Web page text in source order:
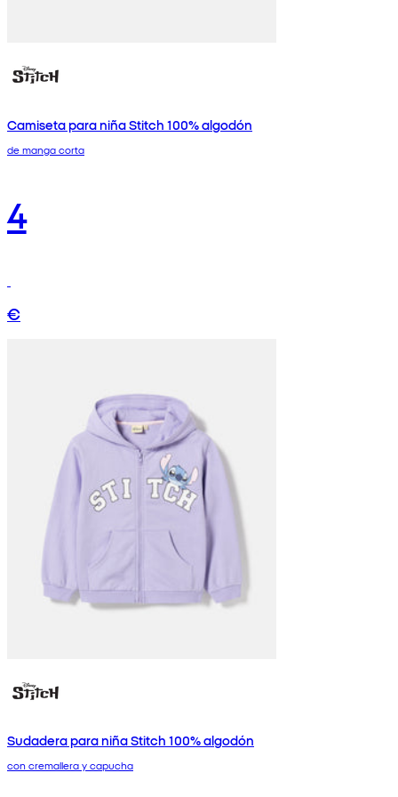
Camiseta para niña Stitch 100% algodón
de manga corta
4
€
Sudadera para niña Stitch 100% algodón
con cremallera y capucha